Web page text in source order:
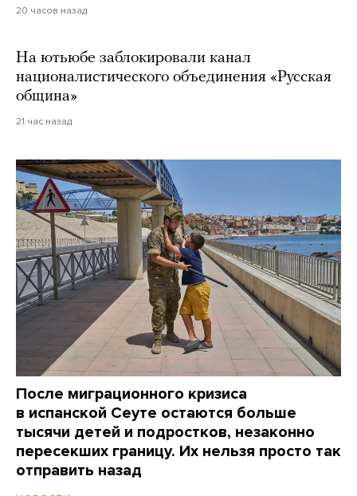
20 часов назад
На ютьюбе заблокировали канал
националистического объединения «Русская
община»
21 час назад
После миграционного кризиса
в испанской Сеуте остаются больше
тысячи детей и подростков, незаконно
пересекших границу. Их нельзя просто так
отправить назад